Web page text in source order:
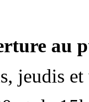
au
jeudis et